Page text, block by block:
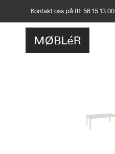
Kontakt oss på tlf: 56 15 13 00